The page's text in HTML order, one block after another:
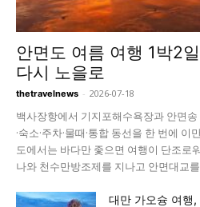
안면도 여름 여행 1박2
다시 노을로
thetravelnews - 2026-07-18
백사장항에서 기지포해수욕장과 안면
·숙소·주차·물때·통합 동선을 한 번에
도에서는 바다만 좇으면 여행이 단조로
나와 천수만방조제를 지나고 안면대교
대만 가오슝 여행